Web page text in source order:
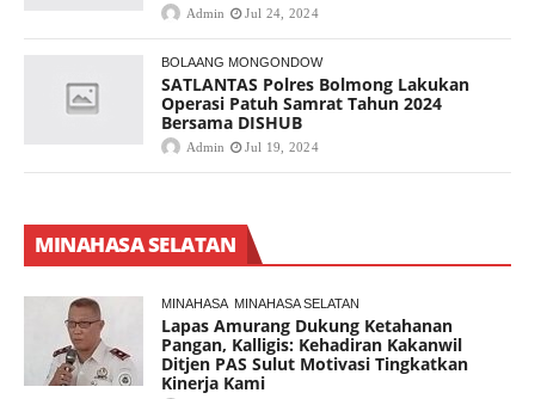
Admin Jul 24, 2024
BOLAANG MONGONDOW
SATLANTAS Polres Bolmong Lakukan
Operasi Patuh Samrat Tahun 2024
Bersama DISHUB
Admin Jul 19, 2024
MINAHASA SELATAN
MINAHASA MINAHASA SELATAN
Lapas Amurang Dukung Ketahanan
Pangan, Kalligis: Kehadiran Kakanwil
Ditjen PAS Sulut Motivasi Tingkatkan
Kinerja Kami